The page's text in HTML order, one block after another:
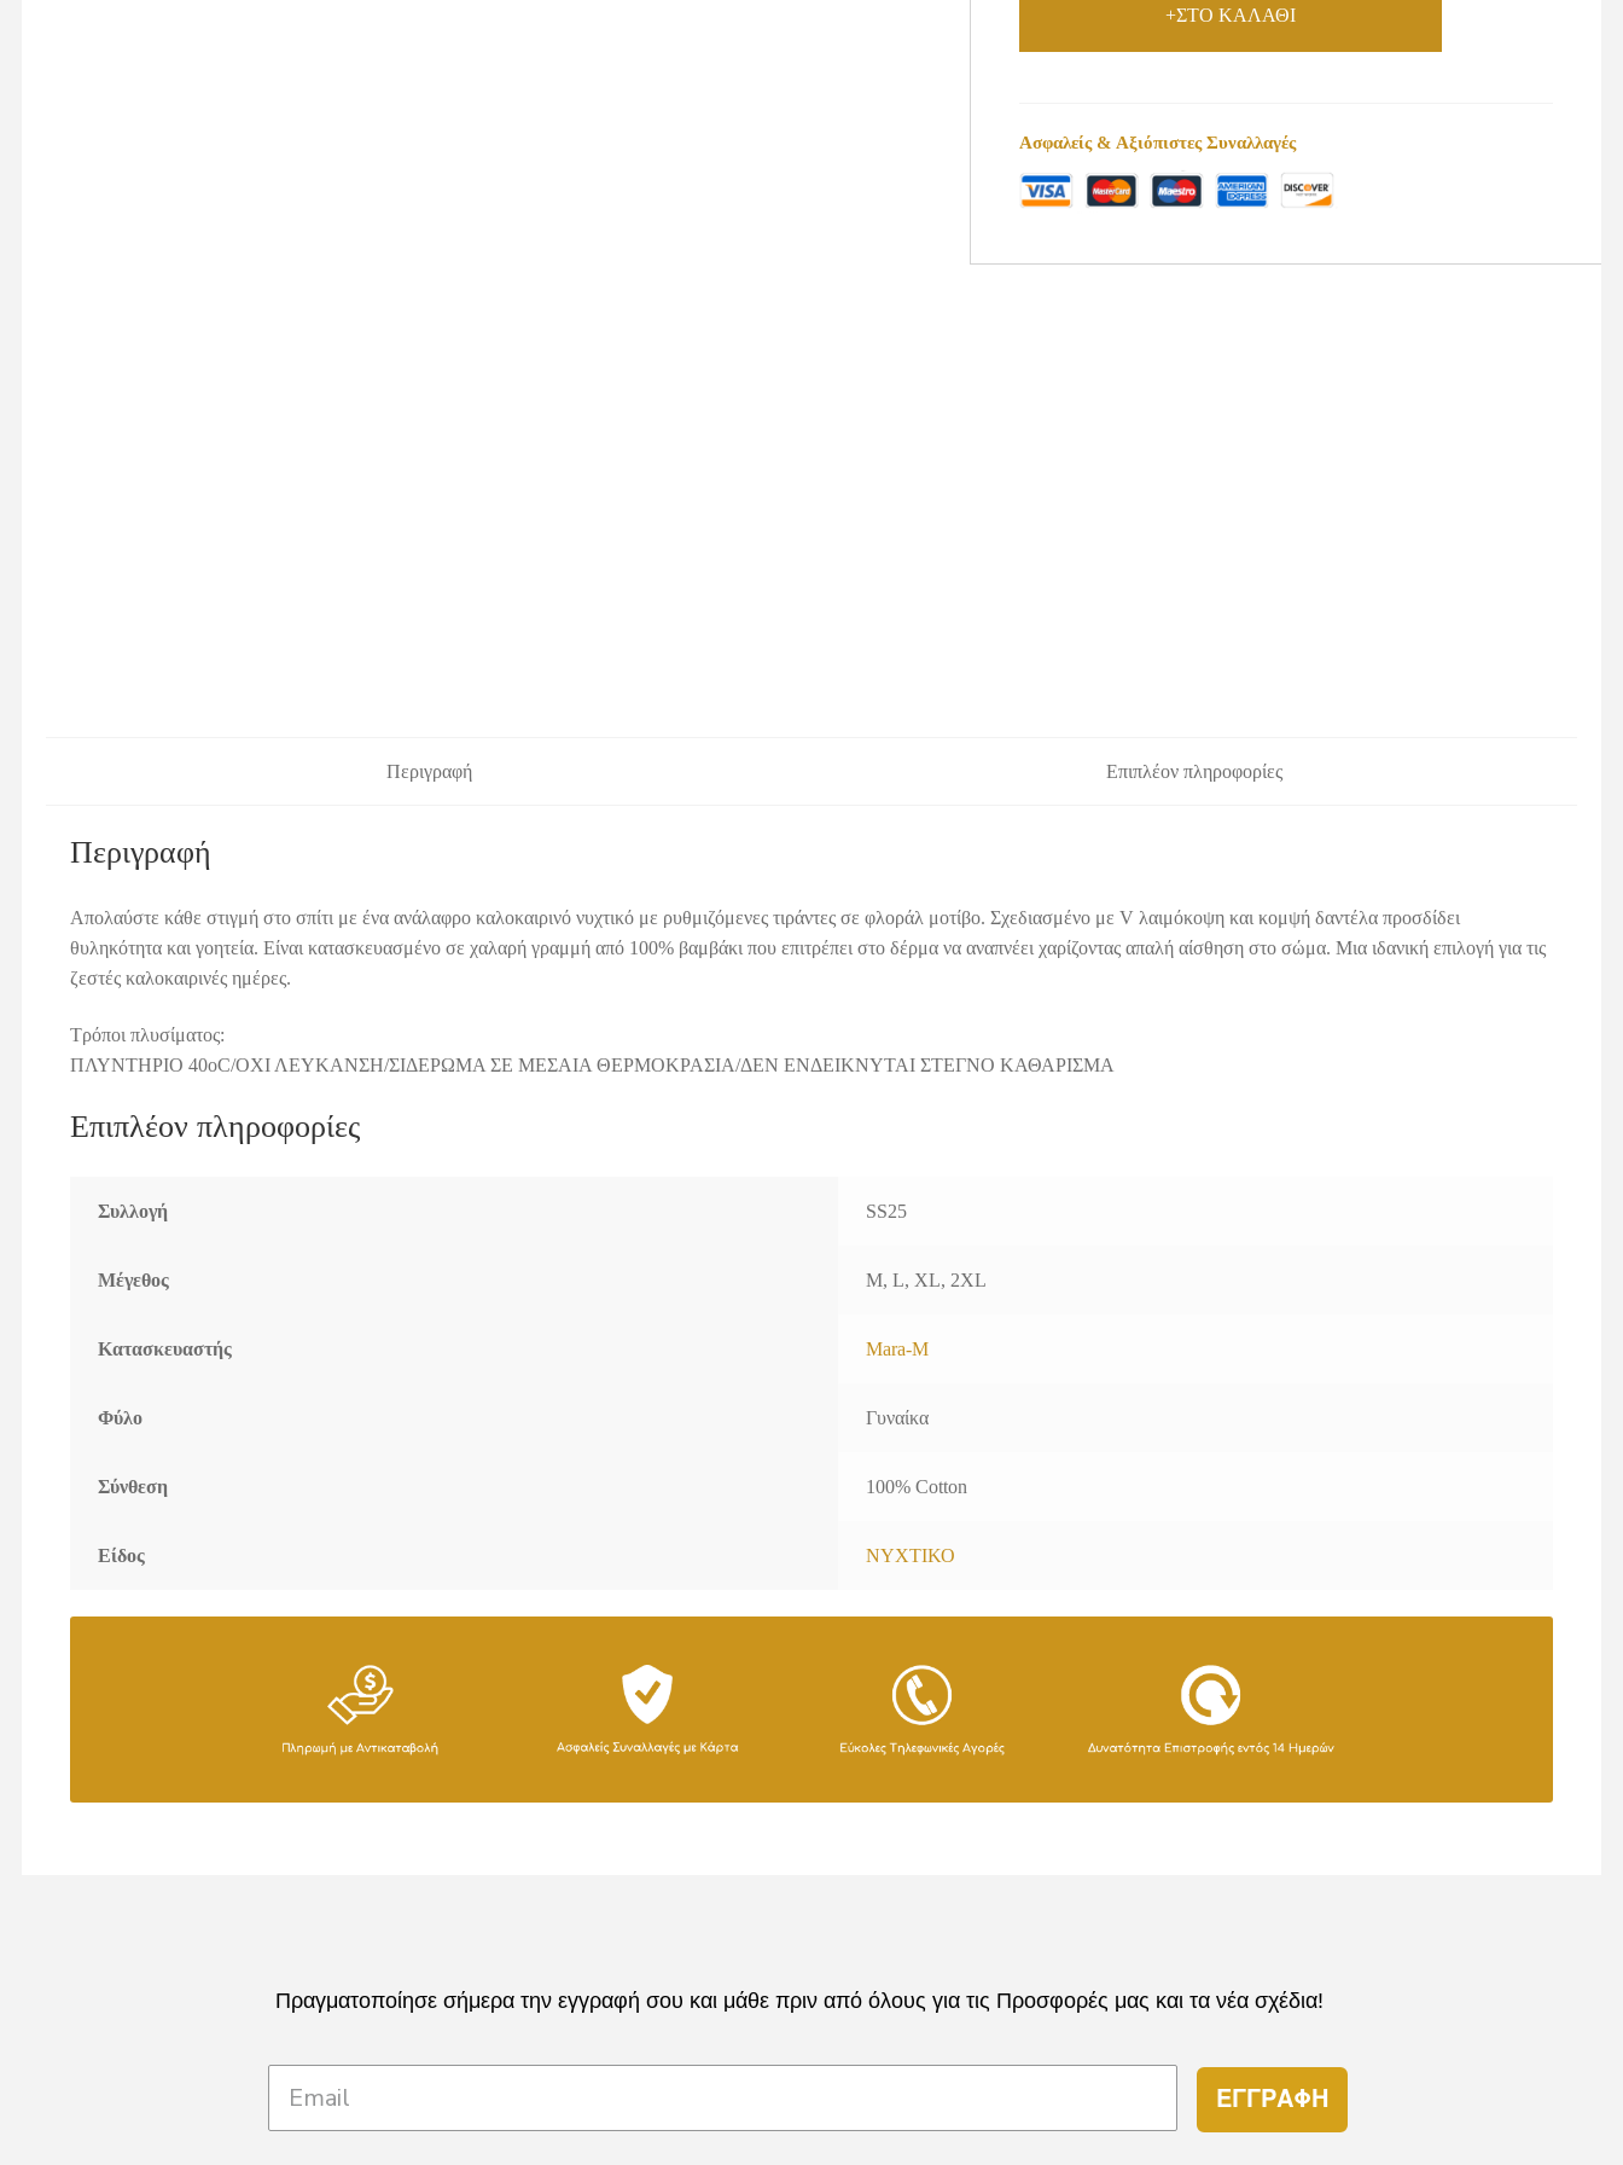
+ΣΤΟ ΚΑΛΑΘΙ
Ασφαλείς & Αξιόπιστες Συναλλαγές
Περιγραφή Επιπλέον πληροφορίες
Περιγραφή
Απολαύστε κάθε στιγμή στο σπίτι με ένα ανάλαφρο καλοκαιρινό νυχτικό με ρυθμιζόμενες τιράντες σε φλοράλ μοτίβο. Σχεδιασμένο με V λαιμόκοψη και κομψή δαντέλα προσδίδει
θυληκότητα και γοητεία. Είναι κατασκευασμένο σε χαλαρή γραμμή από 100% βαμβάκι που επιτρέπει στο δέρμα να αναπνέει χαρίζοντας απαλή αίσθηση στο σώμα. Μια ιδανική επιλογή για τις
ζεστές καλοκαιρινές ημέρες.
Τρόποι πλυσίματος:
ΠΛΥΝΤΗΡΙΟ 40οC/ΟΧΙ ΛΕΥΚΑΝΣΗ/ΣΙΔΕΡΩΜΑ ΣΕ ΜΕΣΑΙΑ ΘΕΡΜΟΚΡΑΣΙΑ/ΔΕΝ ΕΝΔΕΙΚΝΥΤΑΙ ΣΤΕΓΝΟ ΚΑΘΑΡΙΣΜΑ
Επιπλέον πληροφορίες
Συλλογή SS25
Μέγεθος M, L, XL, 2XL
Κατασκευαστής Mara-M
Φύλο Γυναίκα
Σύνθεση 100% Cotton
Είδος ΝΥΧΤΙΚΟ
Πραγματοποίησε σήμερα την εγγραφή σου και μάθε πριν από όλους για τις Προσφορές μας και τα νέα σχέδια!
ΕΓΓΡΑΦΗ